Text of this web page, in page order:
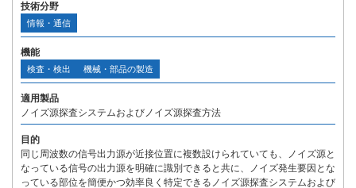
技術分野
情報・通信
機能
検査・検出 機械・部品の製造
適用製品
ノイズ源探査システムおよびノイズ源探査方法
目的
同じ周波数の信号出力源が近接位置に複数設けられていても、ノイズ源と
なっている信号の出力源を明確に識別できると共に、ノイズ発生要因とな
っている部位を簡便かつ効率良く特定できるノイズ源探査システムおよび